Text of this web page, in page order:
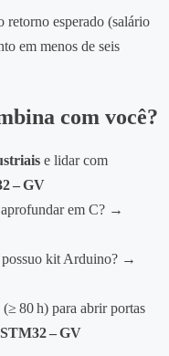
retorno esperado (salário
em menos de seis
com você?
e lidar com
– GV
aprofundar em C? →
possuo kit Arduino? →
(≥ 80 h) para abrir portas
STM32 – GV